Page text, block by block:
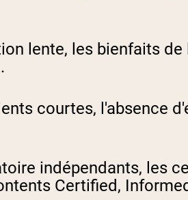
lente, les bienfaits
courtes, l'absence
indépendants, les
Certified,